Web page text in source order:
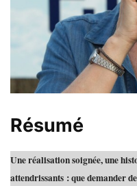
Résumé
Une réalisation soignée, une
attendrissants : que demander